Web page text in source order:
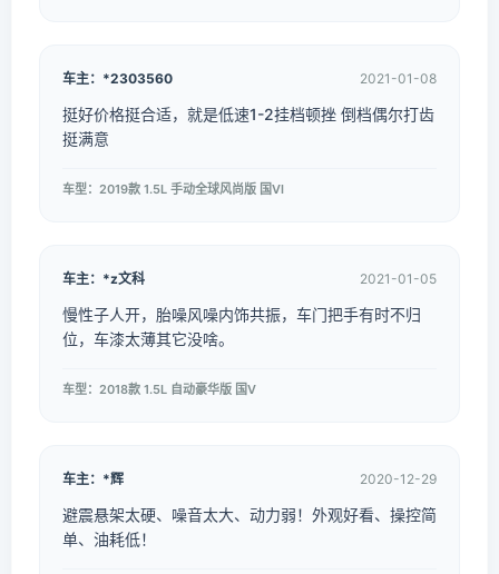
车主：*2303560 2021-01-08
挺好价格挺合适，就是低速1-2挂档顿挫 倒档偶尔打齿
挺满意
车型：2019款 1.5L 手动全球风尚版 国VI
车主：*z文科 2021-01-05
慢性子人开，胎噪风噪内饰共振，车门把手有时不归
位，车漆太薄其它没啥。
车型：2018款 1.5L 自动豪华版 国V
车主：*辉 2020-12-29
避震悬架太硬、噪音太大、动力弱！外观好看、操控简
单、油耗低！